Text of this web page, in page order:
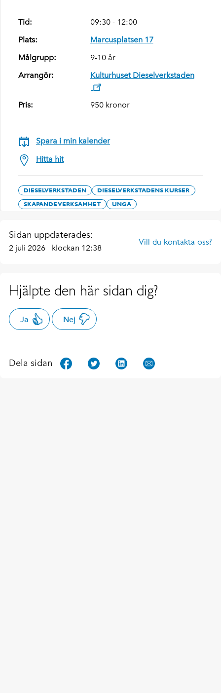
Tid:
09:30 - 12:00
Plats:
Marcusplatsen 17
Målgrupp:
9-10 år
Arrangör:
Kulturhuset Dieselverkstaden
Pris: 950 kronor
Spara i min kalender
Hitta hit
DIESELVERKSTADEN
DIESELVERKSTADENS KURSER
SKAPANDE VERKSAMHET
UNGA
Sidan uppdaterades:
2 juli 2026 klockan 12:38
Vill du kontakta oss?
Hjälpte den här sidan dig?
Ja Nej
Dela sidan